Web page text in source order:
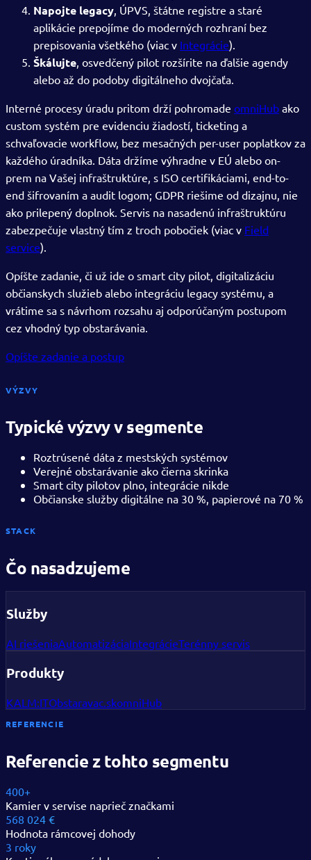
Napojte legacy , ÚPVS, štátne registre a staré
aplikácie prepojíme do moderných rozhraní bez
prepisovania všetkého (viac v Integrácie).
Škálujte , osvedčený pilot rozšírite na ďalšie agendy
alebo až do podoby digitálneho dvojčaťa.
Interné procesy úradu pritom drží pohromade omniHub ako
custom systém pre evidenciu žiadostí, ticketing a
schvaľovacie workflow, bez mesačných per-user poplatkov za
každého úradníka. Dáta držíme výhradne v EÚ alebo on-
prem na Vašej infraštruktúre, s ISO certifikáciami, end-to-
end šifrovaním a audit logom; GDPR riešime od dizajnu, nie
ako prilepený doplnok. Servis na nasadenú infraštruktúru
zabezpečuje vlastný tím z troch pobočiek (viac v Field
service).
Opíšte zadanie, či už ide o smart city pilot, digitalizáciu
občianskych služieb alebo integráciu legacy systému, a
vrátime sa s návrhom rozsahu aj odporúčaným postupom
cez vhodný typ obstarávania.
Opíšte zadanie a postup
VÝZVY
Typické výzvy v segmente
Roztrúsené dáta z mestských systémov
Verejné obstarávanie ako čierna skrinka
Smart city pilotov plno, integrácie nikde
Občianske služby digitálne na 30 %, papierové na 70 %
STACK
Čo nasadzujeme
Služby
AI riešeniaAutomatizáciaIntegrácieTerénny servis
Produkty
KALM:ITObstaravac.skomniHub
REFERENCIE
Referencie z tohto segmentu
400+
Kamier v servise naprieč značkami
568 024 €
Hodnota rámcovej dohody
3 roky